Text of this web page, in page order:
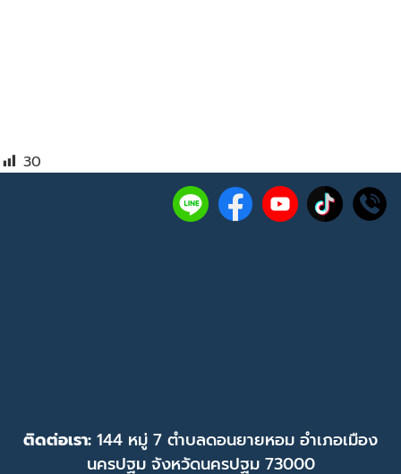
30
ติดต่อเรา: 144 หมู่ 7 ตำบลดอนยายหอม อำเภอเมือง
นครปฐม จังหวัดนครปฐม 73000